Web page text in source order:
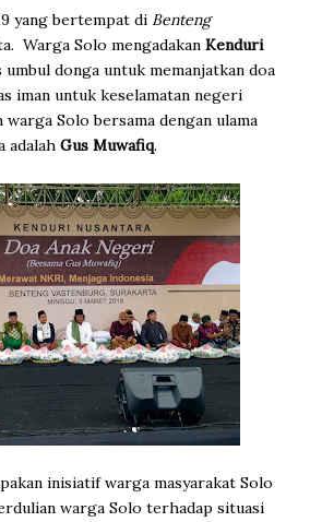
yang bertempat di Benteng
Warga Solo mengadakan Kenduri
donga untuk memanjatkan doa
iman untuk keselamatan negeri
Solo bersama dengan ulama
adalah Gus Muwafiq.
inisiatif warga masyarakat Solo
warga Solo terhadap situasi